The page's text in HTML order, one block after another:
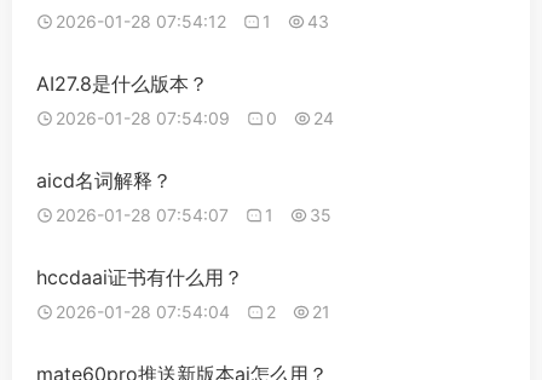
2026-01-28 07:54:12 1 43
AI27.8是什么版本？
2026-01-28 07:54:09 0 24
aicd名词解释？
2026-01-28 07:54:07 1 35
hccdaai证书有什么用？
2026-01-28 07:54:04 2 21
mate60pro推送新版本ai怎么用？